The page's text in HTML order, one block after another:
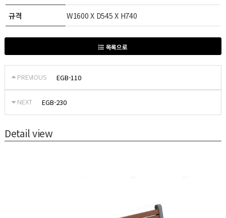
규격
W1600 X D545 X H740
목록으로
PREVIOUS EGB-110
NEXT EGB-230
Detail view